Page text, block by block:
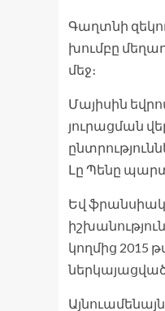
Գաղտնի
խումբը
մեջ։
Մայիսին
յուրացման
Լը Պենը
Եվ
կողմից